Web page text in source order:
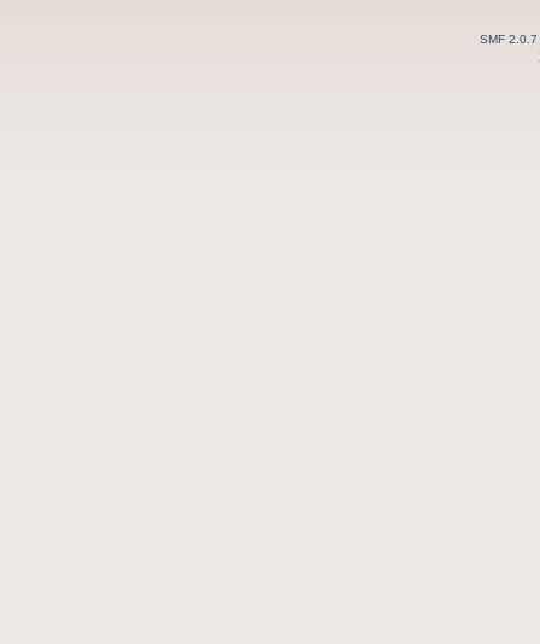
SMF 2.0.7